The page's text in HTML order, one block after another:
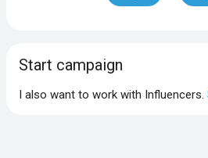
Start campaign
I also want to work with Influencers.